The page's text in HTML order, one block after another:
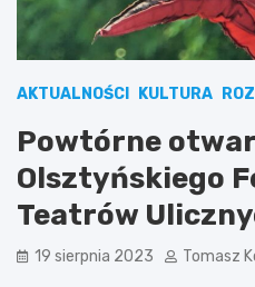
AKTUALNOŚCI KULTURA
Powtórne
Olsztyńskiego
Teatrów
19 sierpnia 2023 Tomasz